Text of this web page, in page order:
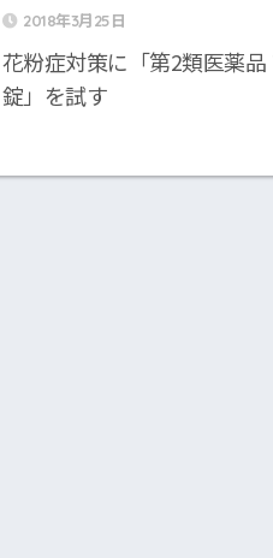
2018年3月25日
花粉症対策に「第2類医薬品
錠」を試す